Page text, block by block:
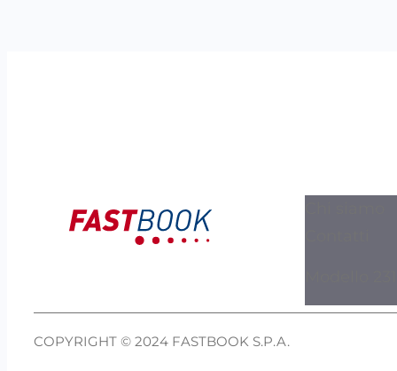
COPYRIGHT © 2024 FASTBOOK S.P.A.